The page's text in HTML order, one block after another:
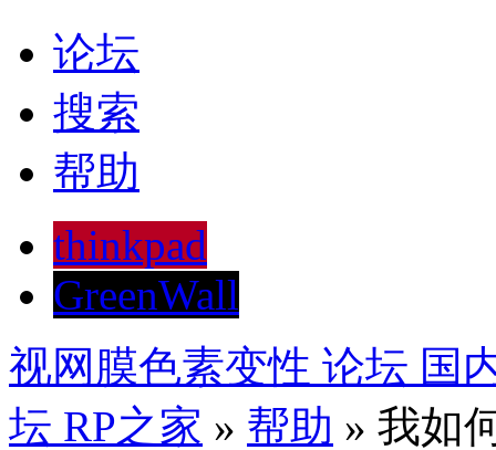
论坛
搜索
帮助
thinkpad
GreenWall
视网膜色素变性 论坛 国
坛 RP之家 » 帮助 » 我如